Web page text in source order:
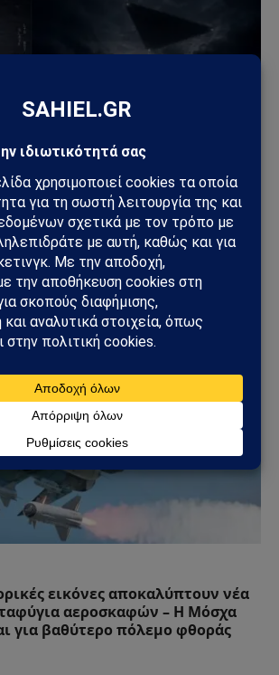
UFO: Νέα απόρρητα αρχεία,
καταγραφές UAP βγαίνουν
εικόνες αποκαλύπτουν νέα
αεροσκαφών – Η Μόσχα
για βαθύτερο πόλεμο φθοράς